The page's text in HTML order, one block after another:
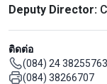
Deputy Director:
ติดต่อ
(084) 24 38255763
(084) 38266707